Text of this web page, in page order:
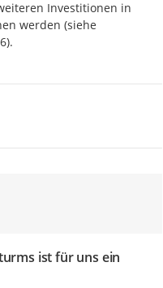
Investitionen in
werden (siehe
ist für uns ein